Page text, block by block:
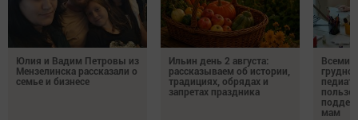
Юлия и Вадим Петровы из
Мензелинска рассказали о
семье и бизнесе
Ильин день 2 августа:
рассказываем об истории,
традициях, обрядах и
запретах праздника
пользе
мам